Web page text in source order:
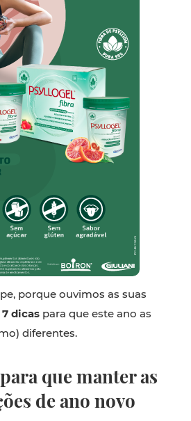
porque ouvimos as suas
dicas para que este ano as
diferentes.
que manter as
de ano novo